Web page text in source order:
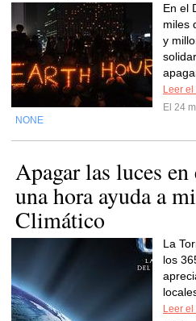
En el
miles
y
Leer el
El 24
NONE
Apagar las luces
una hora ayuda a
Climático
La
los
Leer el